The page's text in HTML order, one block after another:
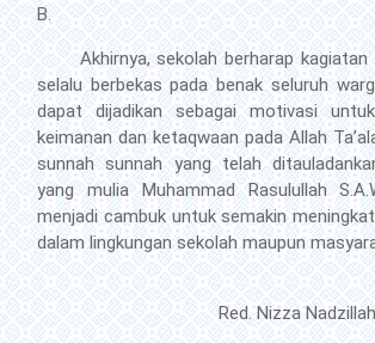
B.
Akhirnya, sekolah berharap kagiatan
selalu berbekas pada benak seluruh
dapat dijadikan sebagai motivasi
keimanan dan ketaqwaan pada Allah
sunnah sunnah yang telah
yang mulia Muhammad Rasulullah
menjadi cambuk untuk semakin
dalam lingkungan sekolah maupun
Red. Nizza